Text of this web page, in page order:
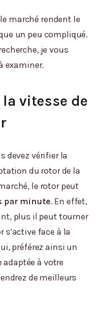
marché rendent le
un peu compliqué.
je vous
examiner.
vitesse de
devez vérifier la
du rotor de la
le rotor peut
par minute. En effet,
plus il peut tourner
s’active face à la
préférez ainsi un
adaptée à votre
de meilleurs